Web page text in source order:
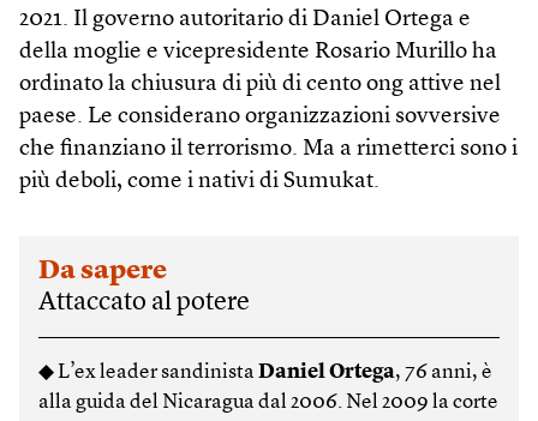
2021. Il governo autoritario di Daniel Ortega e
della moglie e vicepresidente Rosario Murillo ha
ordinato la chiusura di più di cento ong attive nel
paese. Le considerano organizzazioni sovversive
che finanziano il terrorismo. Ma a rimetterci sono i
più deboli, come i nativi di Sumukat.
Da sapere
Attaccato al potere
◆ L’ex leader sandinistaDaniel Ortega, 76 anni, è
alla guida del Nicaragua dal 2006. Nel 2009 la corte